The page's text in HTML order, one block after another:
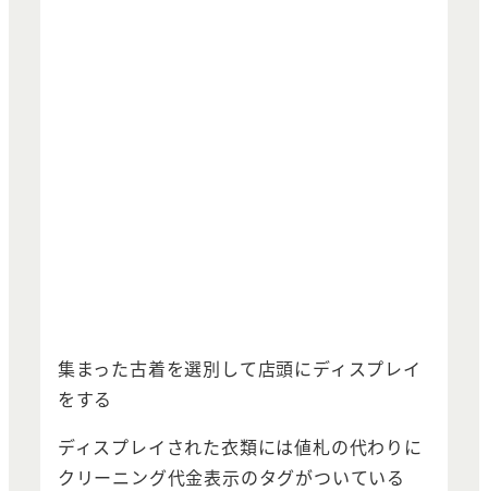
集まった古着を選別して店頭にディスプレイ
をする
ディスプレイされた衣類には値札の代わりに
クリーニング代金表示のタグがついている